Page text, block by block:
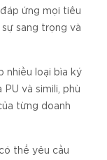
ứng mọi tiêu
sang trọng và
nhiều loại bìa ký
và simili, phù
từng doanh
thể yêu cầu